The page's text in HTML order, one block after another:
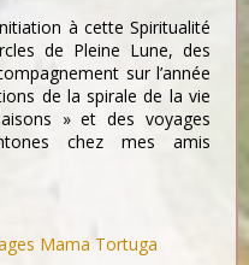
à cette Spiritualité
de Pleine Lune, des
sur l’année
de la spirale de la vie
» et des voyages
chez mes amis
Mama Tortuga